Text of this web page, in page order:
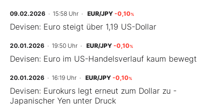
09.02.2026 · 15:58 Uhr · EUR/JPY -0,10%
Devisen: Euro steigt über 1,19 US-Dollar
20.01.2026 · 19:50 Uhr · EUR/JPY -0,10%
Devisen: Euro im US-Handelsverlauf kaum bewegt
20.01.2026 · 16:19 Uhr · EUR/JPY -0,10%
Devisen: Eurokurs legt erneut zum Dollar zu -
Japanischer Yen unter Druck